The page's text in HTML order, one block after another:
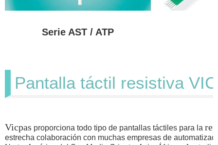
Serie AST / ATP
Pantalla táctil resistiva
Vicpas proporciona todo tipo de pantallas táctiles para la
estrecha colaboración con muchas empresas de